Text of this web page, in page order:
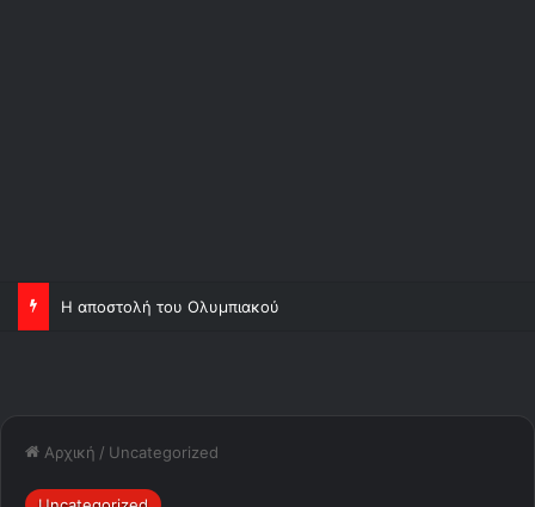
Η αποστολή του Ολυμπιακού
Αρχική / Uncategorized